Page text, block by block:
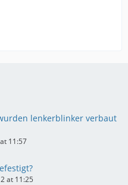
lenkerblinker verbaut
11:57
at 11:25